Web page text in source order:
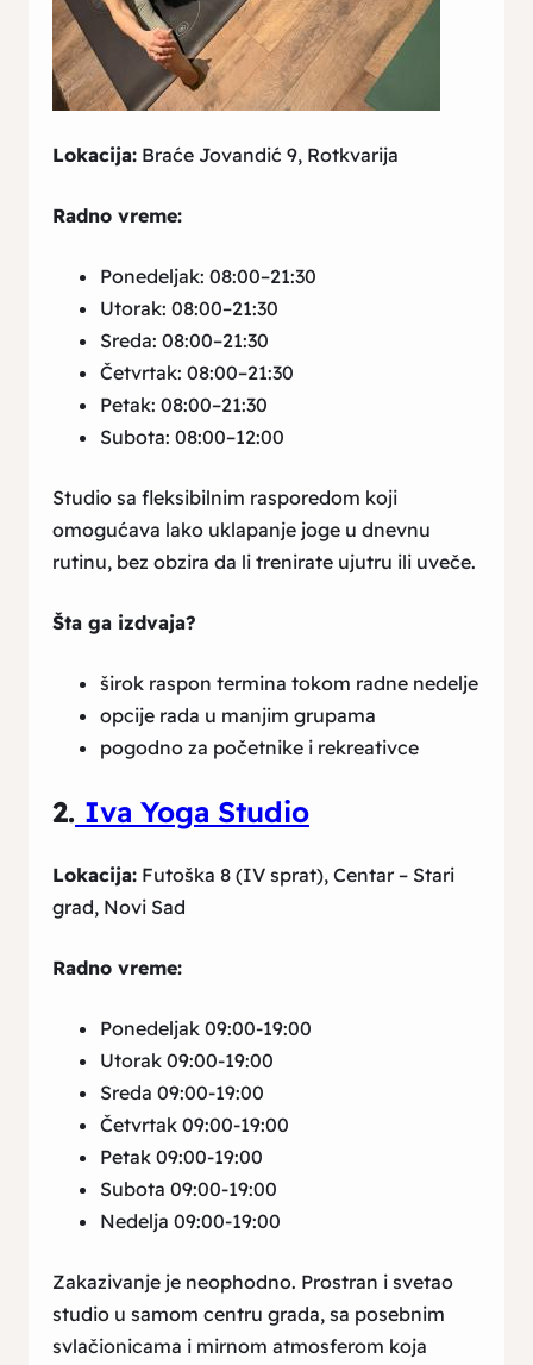
Lokacija: Braće Jovandić 9, Rotkvarija
Radno vreme:
Ponedeljak: 08:00–21:30
Utorak: 08:00–21:30
Sreda: 08:00–21:30
Četvrtak: 08:00–21:30
Petak: 08:00–21:30
Subota: 08:00–12:00
Studio sa fleksibilnim rasporedom koji
omogućava lako uklapanje joge u dnevnu
rutinu, bez obzira da li trenirate ujutru ili uveče.
Šta ga izdvaja?
širok raspon termina tokom radne nedelje
opcije rada u manjim grupama
pogodno za početnike i rekreativce
2. Iva Yoga Studio
Lokacija: Futoška 8 (IV sprat), Centar – Stari
grad, Novi Sad
Radno vreme:
Ponedeljak 09:00-19:00
Utorak 09:00-19:00
Sreda 09:00-19:00
Četvrtak 09:00-19:00
Petak 09:00-19:00
Subota 09:00-19:00
Nedelja 09:00-19:00
Zakazivanje je neophodno. Prostran i svetao
studio u samom centru grada, sa posebnim
svlačionicama i mirnom atmosferom koja